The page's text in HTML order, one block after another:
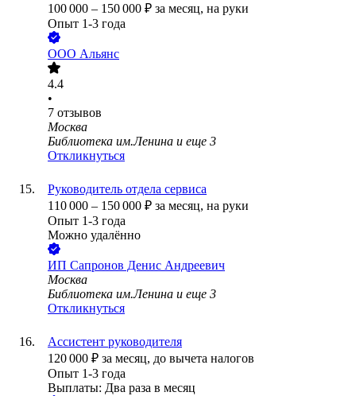
100 000 – 150 000 ₽ за месяц, на руки
Опыт 1-3 года
ООО Альянс
4.4
•
7 отзывов
Москва
Библиотека им.Ленина и еще 3
Откликнуться
Руководитель отдела сервиса
110 000 – 150 000 ₽ за месяц, на руки
Опыт 1-3 года
Можно удалённо
ИП Сапронов Денис Андреевич
Москва
Библиотека им.Ленина и еще 3
Откликнуться
Ассистент руководителя
120 000 ₽ за месяц, до вычета налогов
Опыт 1-3 года
Выплаты: Два раза в месяц